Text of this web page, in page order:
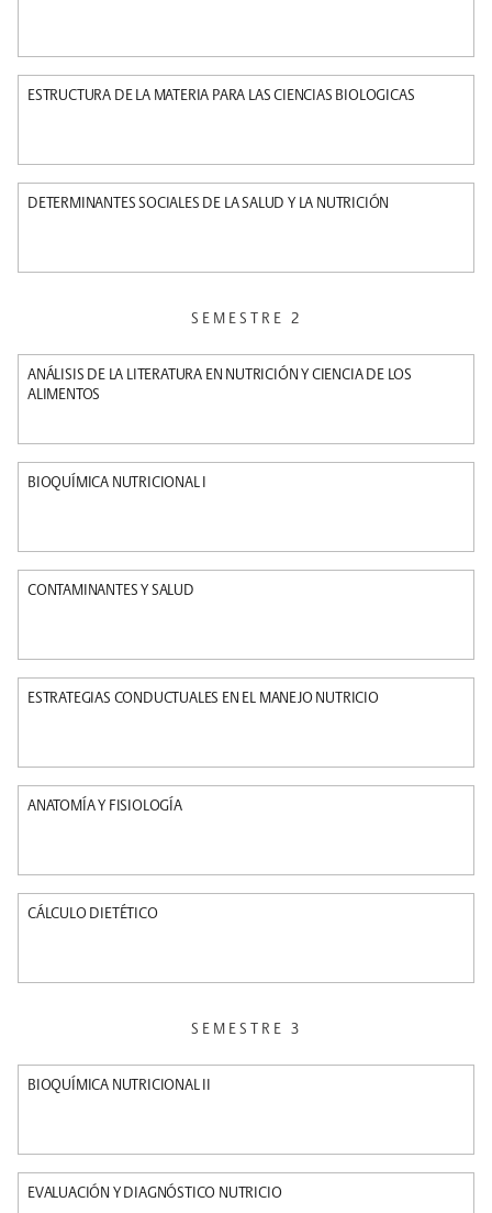
ESTRUCTURA DE LA MATERIA PARA LAS CIENCIAS BIOLOGICAS
DETERMINANTES SOCIALES DE LA SALUD Y LA NUTRICIÓN
SEMESTRE 2
ANÁLISIS DE LA LITERATURA EN NUTRICIÓN Y CIENCIA DE LOS
ALIMENTOS
BIOQUÍMICA NUTRICIONAL I
CONTAMINANTES Y SALUD
ESTRATEGIAS CONDUCTUALES EN EL MANEJO NUTRICIO
ANATOMÍA Y FISIOLOGÍA
CÁLCULO DIETÉTICO
SEMESTRE 3
BIOQUÍMICA NUTRICIONAL II
EVALUACIÓN Y DIAGNÓSTICO NUTRICIO